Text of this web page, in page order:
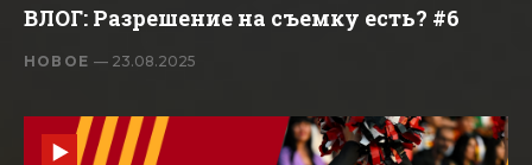
ВЛОГ: Разрешение на съемку есть? #6
НОВОЕ— 23.08.2025